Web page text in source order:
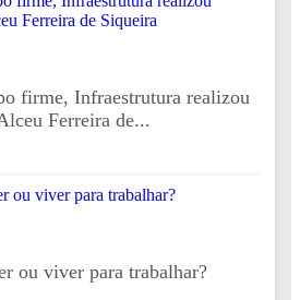
firme, Infraestrutura realizou
Ferreira de...
ou viver para trabalhar?